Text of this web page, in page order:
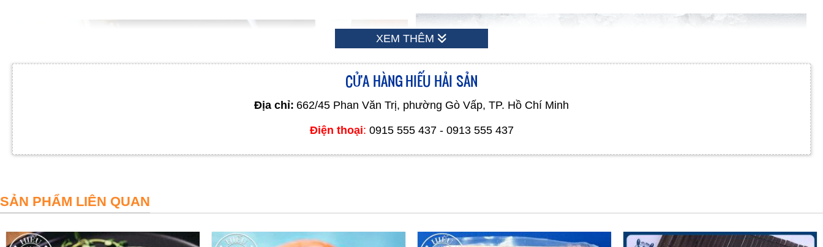
XEM THÊM
CỬA HÀNG HIẾU HẢI SẢN
Địa chỉ: 662/45 Phan Văn Trị, phường Gò Vấp, TP. Hồ Chí Minh
Điện thoại: 0915 555 437 - 0913 555 437
SẢN PHẨM LIÊN QUAN